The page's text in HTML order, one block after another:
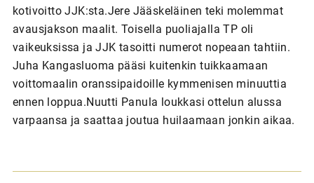
kotivoitto JJK:sta.Jere Jääskeläinen teki molemmat
avausjakson maalit. Toisella puoliajalla TP oli
vaikeuksissa ja JJK tasoitti numerot nopeaan tahtiin.
Juha Kangasluoma pääsi kuitenkin tuikkaamaan
voittomaalin oranssipaidoille kymmenisen minuuttia
ennen loppua.Nuutti Panula loukkasi ottelun alussa
varpaansa ja saattaa joutua huilaamaan jonkin aikaa.